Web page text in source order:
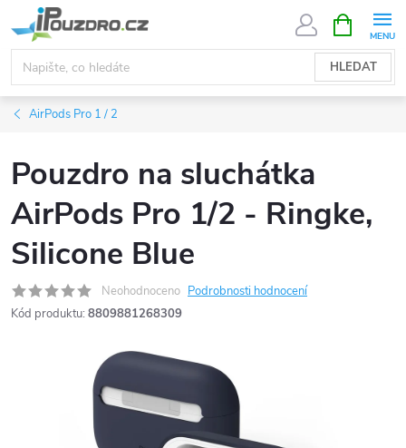
na
obsah
HLEDAT
NÁKUPNÍ
KOŠÍK
AirPods Pro 1 / 2
Pouzdro na sluchátka
AirPods Pro 1/2 - Ringke,
Silicone Blue
Neohodnoceno Podrobnosti hodnocení
Kód produktu: 8809881268309